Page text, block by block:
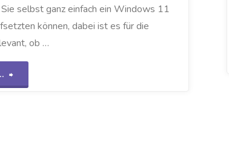
selbst ganz einfach ein Windows 11
können, dabei ist es für die
ob …
"Windows